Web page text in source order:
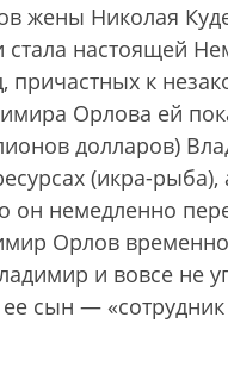
жены Николая
настоящей
причастных к
Орлова ей
долларов)
(икра-
он немедленно
Орлов
и вовсе не
сын —